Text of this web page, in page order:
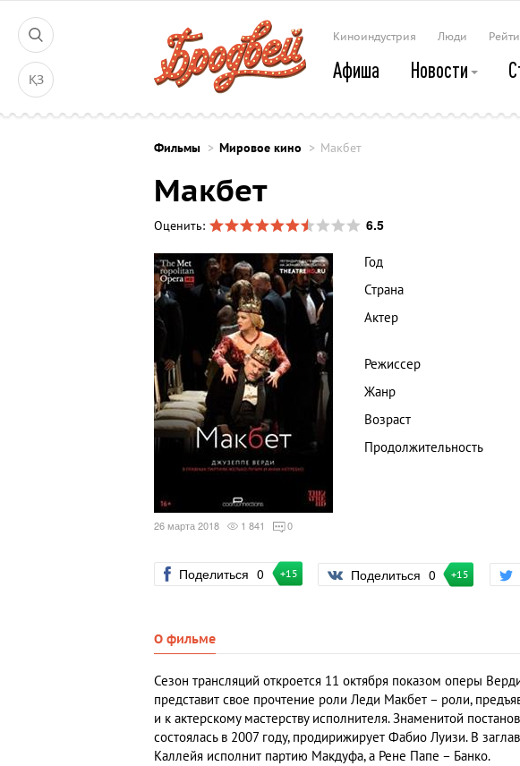
ҚЗ
Киноиндустрия Люди
Афиша Новости
Фильмы Мировое кино Макбет
Макбет
Оценить: 6.5
26 марта 2018 1 841 0
Год
Страна
Актер
Режиссер
Жанр
Возраст
Продолжительность
Поделиться 0 +15 Поделиться 0 +15
О фильме
Сезон трансляций откроется 11 октября показом оперы
представит свое прочтение роли Леди Макбет – роли,
и к актерскому мастерству исполнителя. Знаменитой
состоялась в 2007 году, продирижирует Фабио Луизи. В
Каллейя исполнит партию Макдуфа, а Рене Папе – Банко.